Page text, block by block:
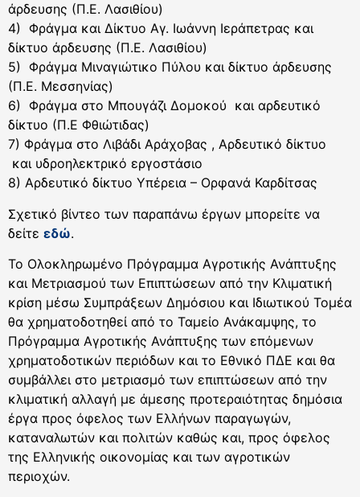
άρδευσης (Π.Ε. Λασιθίου)
4) Φράγμα και Δίκτυο Αγ. Ιωάννη Ιεράπετρας και
δίκτυο άρδευσης (Π.Ε. Λασιθίου)
5) Φράγμα Μιναγιώτικο Πύλου και δίκτυο άρδευσης
(Π.Ε. Μεσσηνίας)
6) Φράγμα στο Μπουγάζι Δομοκού και αρδευτικό
δίκτυο (Π.Ε Φθιώτιδας)
7) Φράγμα στο Λιβάδι Αράχοβας , Αρδευτικό δίκτυο
και υδροηλεκτρικό εργοστάσιο
8) Αρδευτικό δίκτυο Υπέρεια – Ορφανά Καρδίτσας
Σχετικό βίντεο των παραπάνω έργων μπορείτε να
δείτε εδώ.
Το Ολοκληρωμένο Πρόγραμμα Αγροτικής Ανάπτυξης
και Μετριασμού των Επιπτώσεων από την Κλιματική
κρίση μέσω Συμπράξεων Δημόσιου και Ιδιωτικού Τομέα
θα χρηματοδοτηθεί από το Ταμείο Ανάκαμψης, το
Πρόγραμμα Αγροτικής Ανάπτυξης των επόμενων
χρηματοδοτικών περιόδων και το Εθνικό ΠΔΕ και θα
συμβάλλει στο μετριασμό των επιπτώσεων από την
κλιματική αλλαγή με άμεσης προτεραιότητας δημόσια
έργα προς όφελος των Ελλήνων παραγωγών,
καταναλωτών και πολιτών καθώς και, προς όφελος
της Ελληνικής οικονομίας και των αγροτικών
περιοχών.